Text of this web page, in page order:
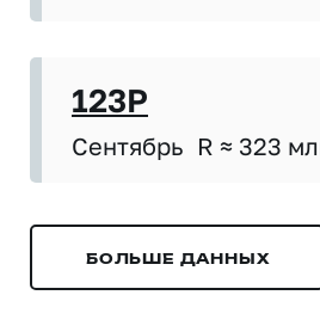
123P
Сентябрь R ≈ 323
БОЛЬШЕ ДАННЫХ